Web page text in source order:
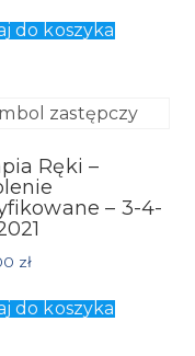
do koszyka
Ręki –
– 3-4-
zł
do koszyka